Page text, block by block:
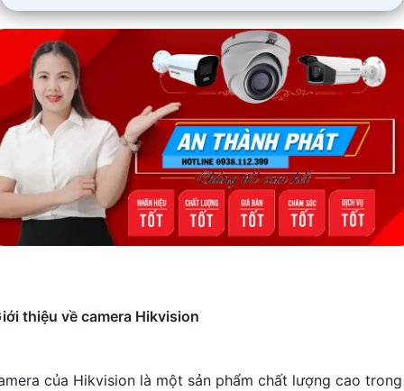
thiệu về camera Hikvision
của Hikvision là một sản phẩm chất lượng cao trong